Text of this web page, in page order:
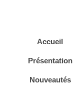
Accueil
Présentation
Nouveautés